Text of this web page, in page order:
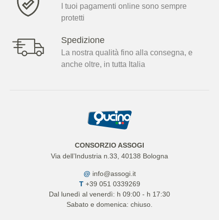
I tuoi pagamenti online sono sempre
protetti
Spedizione
La nostra qualità fino alla consegna, e
anche oltre, in tutta Italia
CONSORZIO ASSOGI
Via dell’Industria n.33, 40138 Bologna
@ info@assogi.it
T +39 051 0339269
Dal lunedì al venerdì: h 09:00 - h 17:30
Sabato e domenica: chiuso.